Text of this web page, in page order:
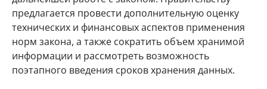
предлагается провести дополнительную оценку
технических и финансовых аспектов применения
норм закона, а также сократить объем хранимой
информации и рассмотреть возможность
поэтапного введения сроков хранения данных.